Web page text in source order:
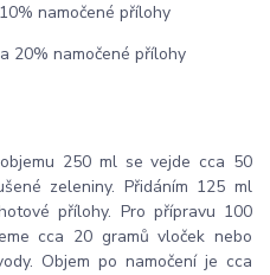
namočené přílohy
20% namočené přílohy
250 ml se vejde cca 50
zeleniny. Přidáním 125 ml
přílohy. Pro přípravu 100
cca 20 gramů vloček nebo
Objem po namočení je cca